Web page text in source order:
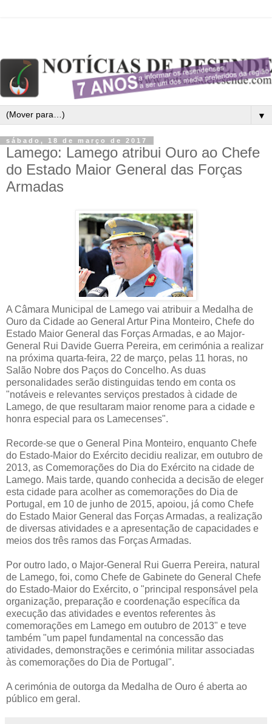
▼
sábado, 18 de março de 2017
Lamego: Lamego atribui Ouro ao Chefe
do Estado Maior General das Forças
Armadas
A Câmara Municipal de Lamego vai atribuir a Medalha de
Ouro da Cidade ao General Artur Pina Monteiro, Chefe do
Estado Maior General das Forças Armadas, e ao Major-
General Rui Davide Guerra Pereira, em cerimónia a realizar
na próxima quarta-feira, 22 de março, pelas 11 horas, no
Salão Nobre dos Paços do Concelho. As duas
personalidades serão distinguidas tendo em conta os
"notáveis e relevantes serviços prestados à cidade de
Lamego, de que resultaram maior renome para a cidade e
honra especial para os Lamecenses".
Recorde-se que o General Pina Monteiro, enquanto Chefe
do Estado-Maior do Exército decidiu realizar, em outubro de
2013, as Comemorações do Dia do Exército na cidade de
Lamego. Mais tarde, quando conhecida a decisão de eleger
esta cidade para acolher as comemorações do Dia de
Portugal, em 10 de junho de 2015, apoiou, já como Chefe
do Estado Maior General das Forças Armadas, a realização
de diversas atividades e a apresentação de capacidades e
meios dos três ramos das Forças Armadas.
Por outro lado, o Major-General Rui Guerra Pereira, natural
de Lamego, foi, como Chefe de Gabinete do General Chefe
do Estado-Maior do Exército, o "principal responsável pela
organização, preparação e coordenação específica da
execução das atividades e eventos referentes às
comemorações em Lamego em outubro de 2013" e teve
também "um papel fundamental na concessão das
atividades, demonstrações e cerimónia militar associadas
às comemorações do Dia de Portugal".
A cerimónia de outorga da Medalha de Ouro é aberta ao
público em geral.